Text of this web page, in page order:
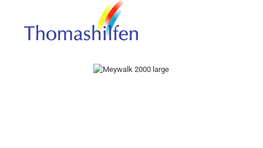
Bildergalerie überspringen